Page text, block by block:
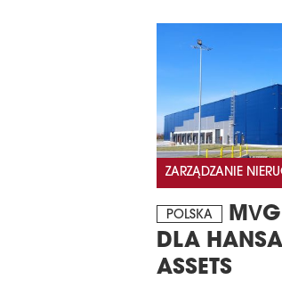
ZARZĄDZANIE
POLSKA
DLA
ASSETS